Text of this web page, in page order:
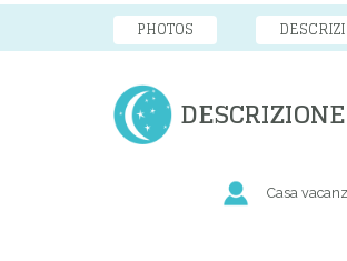
PHOTOS
DESCRIZIONE
Casa